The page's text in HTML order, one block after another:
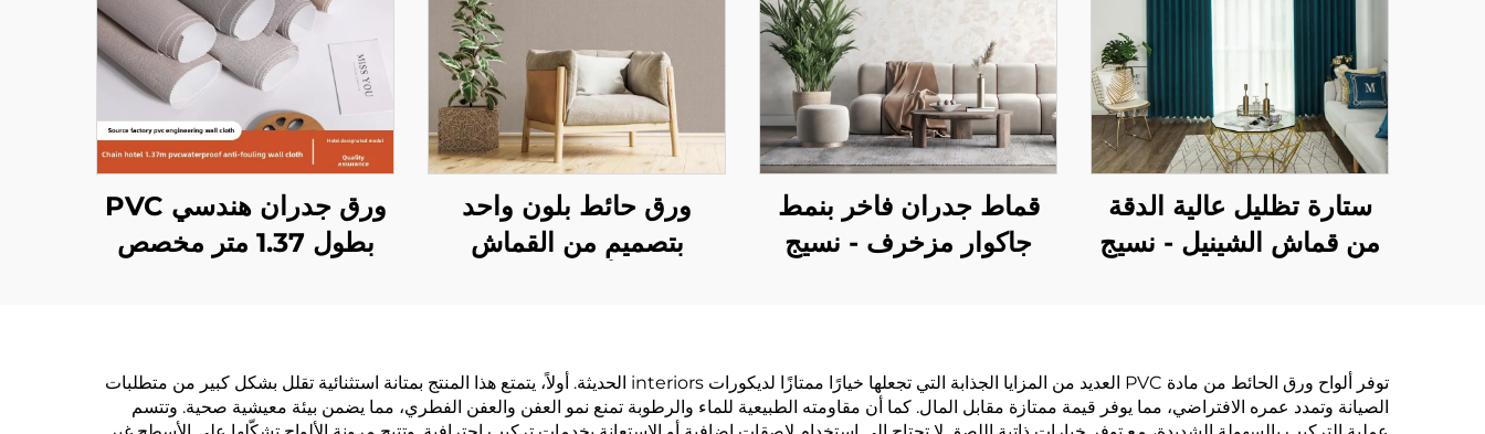
ستارة تظليل عالية الدقة
من قماش الشينيل - نسيج
لغرفة النوم وغرفة المعيشة
قماط جدران فاخر بنمط
جاكوار مزخرف - نسيج
مناسب لكل من غرفة
المعيشة وغرفة النوم
ورق حائط بلون واحد
بتصميم من القماش
المعيشة، ألوان متعددة
متاحة
ورق جدران هندسي PVC
بطول 1.37 متر مخصص
مصنّع، أقمشة غير
منسوجة، 2.8 متر
توفر ألواح ورق الحائط من مادة PVC العديد من المزايا الجذابة التي تجعلها خيارًا ممتازًا لديكورات interiors الحديثة. أولاً، يتمتع هذا المنتج بمتانة استثنائية تقلل بشكل كبير من متطلبات
الصيانة وتمدد عمره الافتراضي، مما يوفر قيمة ممتازة مقابل المال. كما أن مقاومته الطبيعية للماء والرطوبة تمنع نمو العفن والعفن الفطري، مما يضمن بيئة معيشية صحية. وتتسم